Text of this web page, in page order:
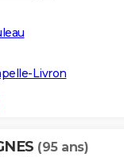
Livron
(95 ans)